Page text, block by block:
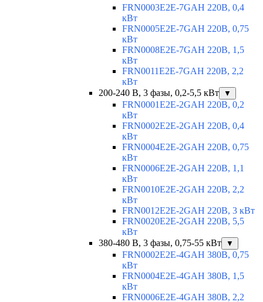
FRN0003E2E-7GAH 220В, 0,4
кВт
FRN0005E2E-7GAH 220В, 0,75
кВт
FRN0008E2E-7GAH 220В, 1,5
кВт
FRN0011E2E-7GAH 220В, 2,2
кВт
200-240 В, 3 фазы, 0,2-5,5 кВт
▼
FRN0001E2E-2GAH 220В, 0,2
кВт
FRN0002E2E-2GAH 220В, 0,4
кВт
FRN0004E2E-2GAH 220В, 0,75
кВт
FRN0006E2E-2GAH 220В, 1,1
кВт
FRN0010E2E-2GAH 220В, 2,2
кВт
FRN0012E2E-2GAH 220В, 3 кВт
FRN0020E2E-2GAH 220В, 5,5
кВт
380-480 В, 3 фазы, 0,75-55 кВт
▼
FRN0002E2E-4GAH 380В, 0,75
кВт
FRN0004E2E-4GAH 380В, 1,5
кВт
FRN0006E2E-4GAH 380В, 2,2